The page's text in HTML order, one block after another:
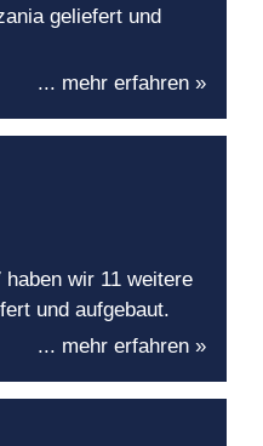
geliefert und
... mehr erfahren »
wir 11 weitere
und aufgebaut.
... mehr erfahren »